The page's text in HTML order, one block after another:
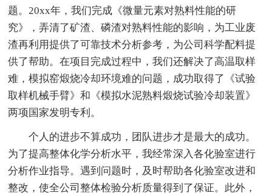
题。20xx年，我们完成《微量元素对熟料性能的研
究》，弄清了矿渣、磷渣对熟料性能的影响，为工业废
渣再利用提供了可靠技术分析参考，为公司科学配料提
供了帮助。在项目完成过程中，我们还解决了高温取样
难，模拟窑煅烧冷却环境难的问题，成功取得了《试验
取样机械手臂》和《模拟水泥熟料煅烧试验冷却装置》
两项国家发明专利。
个人的进步不算成功，团队进步才是最大的成功。
为了提高整体化学分析水平，我经常深入各化验室进行
分析作业指导。遇到问题时，及时帮助各化验室改进和
整改，使全公司整体检验分析质量得到了保证。此外，